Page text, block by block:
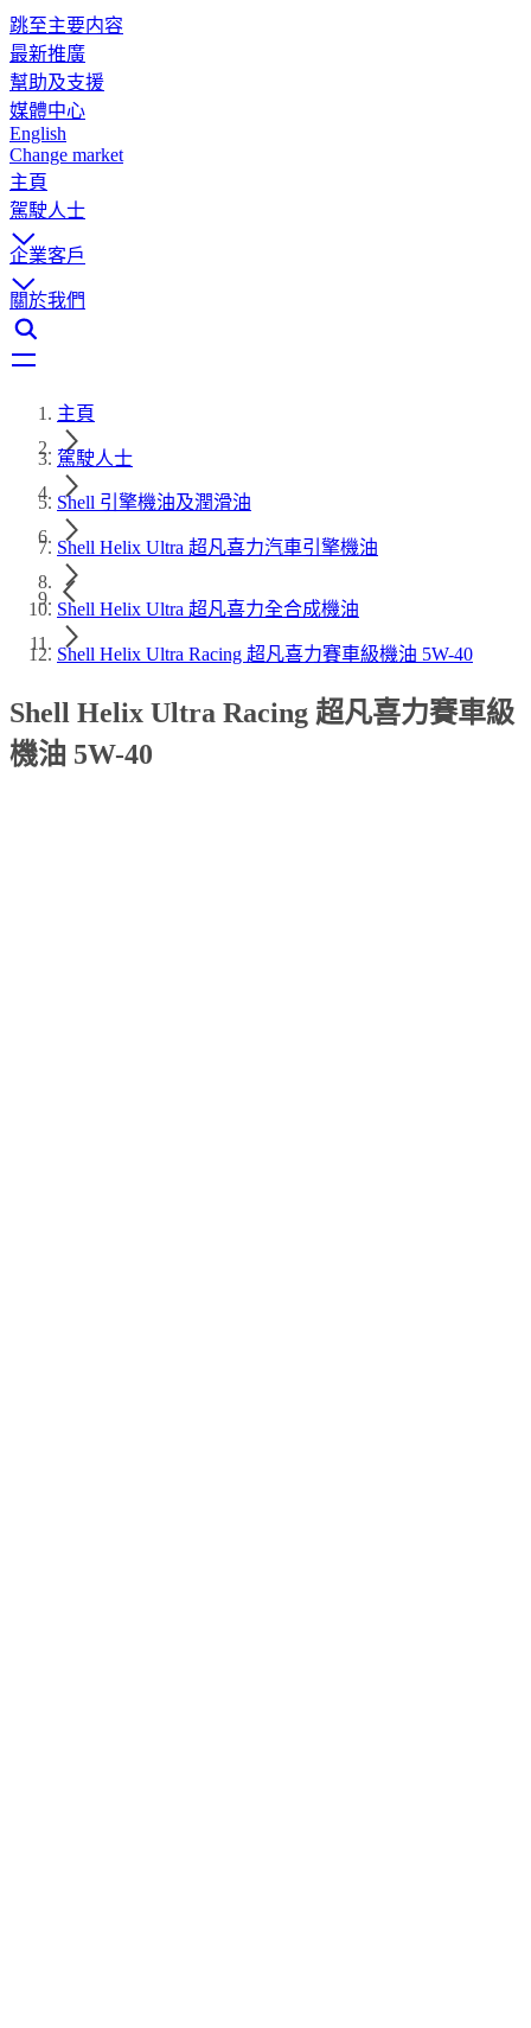
跳至主要内容
最新推廣
幫助及支援
媒體中心
English
Change market
主頁
駕駛人士
企業客戶
關於我們
主頁
駕駛人士
Shell 引擎機油及潤滑油
Shell Helix Ultra 超凡喜力汽車引擎機油
Shell Helix Ultra 超凡喜力全合成機油
Shell Helix Ultra Racing 超凡喜力賽車級機油 5W-40
Shell Helix Ultra Racing 超凡喜力賽車級
機油 5W-40